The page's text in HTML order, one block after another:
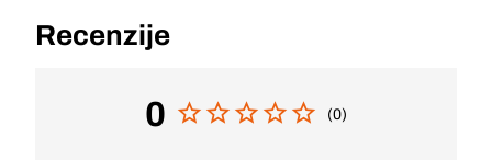
Recenzije
0 (0)